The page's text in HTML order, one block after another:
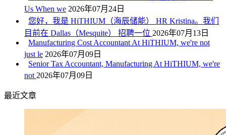
Us When we 2026年07月24日
您好，我是 HiTHIUM（海辰储能） HR Kristina。我们
目前在 Dallas（Mesquite） 招聘一位 2026年07月13日
Manufacturing Cost Accountant At HiTHIUM, we're not
just le 2026年07月09日
Senior Tax Accountant, Manufacturing At HiTHIUM, we're
not 2026年07月09日
最近文章